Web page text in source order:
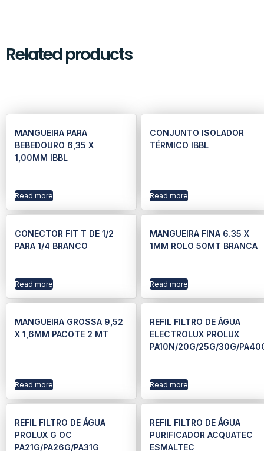
Related products
MANGUEIRA PARA
BEBEDOURO 6,35 X
1,00MM IBBL
Read more
CONJUNTO ISOLADOR
TÉRMICO IBBL
Read more
CONECTOR FIT T DE 1/2
PARA 1/4 BRANCO
Read more
MANGUEIRA FINA 6.35 X
1MM ROLO 50MT BRANCA
Read more
MANGUEIRA GROSSA 9,52
X 1,6MM PACOTE 2 MT
Read more
REFIL FILTRO DE ÁGUA
ELECTROLUX PROLUX
PA10N/20G/25G/30G/
Read more
REFIL FILTRO DE ÁGUA
PROLUX G OC
PA21G/PA26G/PA31G
REFIL FILTRO DE ÁGUA
PURIFICADOR ACQUATEC
ESMALTEC